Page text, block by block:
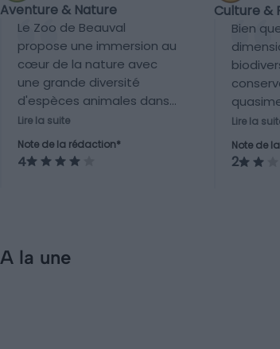
Aventure & Nature
Le Zoo de Beauval
propose une immersion au
cœur de la nature avec
une grande diversité
d'espèces animales dans
des enclos spacieux et
thématiques. Il offre des
balades dans des
clos, sans véritables
activités sportives ou
Lire la suite
Note de la rédaction*
4
Culture &
Bien
culturel
Lire la
Note de
2
A la une